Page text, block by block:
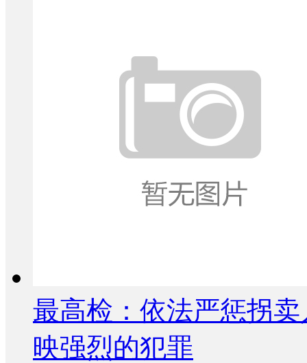
最高检：依法严惩拐
映强烈的犯罪